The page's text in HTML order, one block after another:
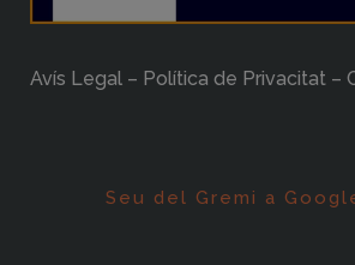
Avís Legal – Política de Privacitat –
Seu del Gremi a